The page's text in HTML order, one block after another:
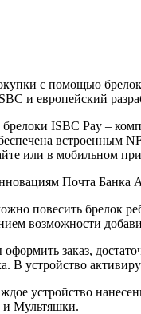
с помощью
и европейский
ISBC Pay –
или в мобильном
Почта
повесить брелок
возможности
заказ,
В устройство
устройство
и Мультяшки.